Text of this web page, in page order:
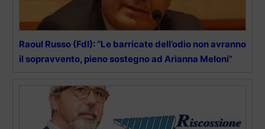
Raoul Russo (FdI): “Le barricate dell’odio non avranno
il sopravvento, pieno sostegno ad Arianna Meloni”